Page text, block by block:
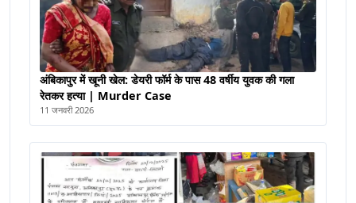
अंबिकापुर में खूनी खेल: डेयरी फॉर्म के पास 48 वर्षीय युवक की गला
रेतकर हत्या | Murder Case
11 जनवरी 2026